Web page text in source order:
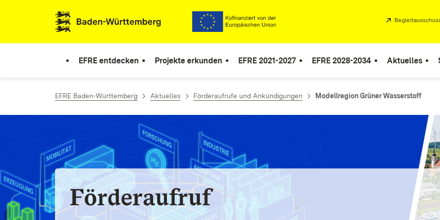
Zum Inhalt springen
Link zur Startseite
Extern:
EFRE entdecken Projekte erkunden EFRE 2021-2027 EFRE 2028-2034 Aktuelles
EFRE Baden-Württemberg Aktuelles Förderaufrufe und Ankündigungen Modellregion Grüner Wasserstoff
Förderaufruf